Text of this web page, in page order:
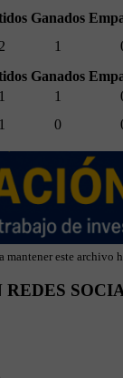
Ganados
2 1
Ganados
1 1
1 0
mantener este archivo
REDES